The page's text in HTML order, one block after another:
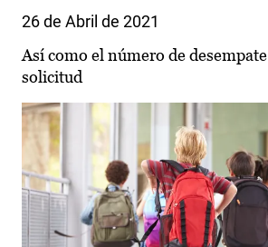
26 de Abril de 2021
Así como el número de
solicitud